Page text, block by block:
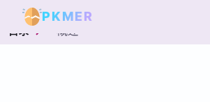
PKMER
目录 概述